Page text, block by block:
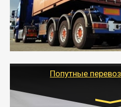
- Доставка фурой до 20 т
объемов грузов,
паллеты и россыпью в
России с гарантией полной
- Тайгер Логистик
грузоперевозкам для
Попутные